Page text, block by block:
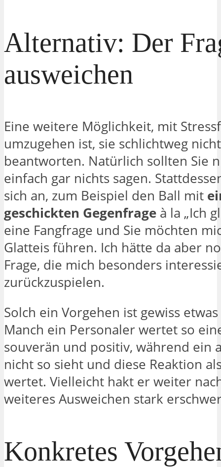
Alternativ: Der
ausweichen
Eine weitere Möglichkeit, mit
umzugehen ist, sie schlichtweg
beantworten. Natürlich sollten Sie
einfach gar nichts sagen.
sich an, zum Beispiel den Ball mit
geschickten Gegenfrage à la „Ich
eine Fangfrage und Sie möchten
Glatteis führen. Ich hätte da aber
Frage, die mich besonders
zurückzuspielen.
Solch ein Vorgehen ist gewiss etwas
Manch ein Personaler wertet so
souverän und positiv, während ein
nicht so sieht und diese Reaktion
wertet. Vielleicht hakt er weiter
weiteres Ausweichen stark
Konkretes